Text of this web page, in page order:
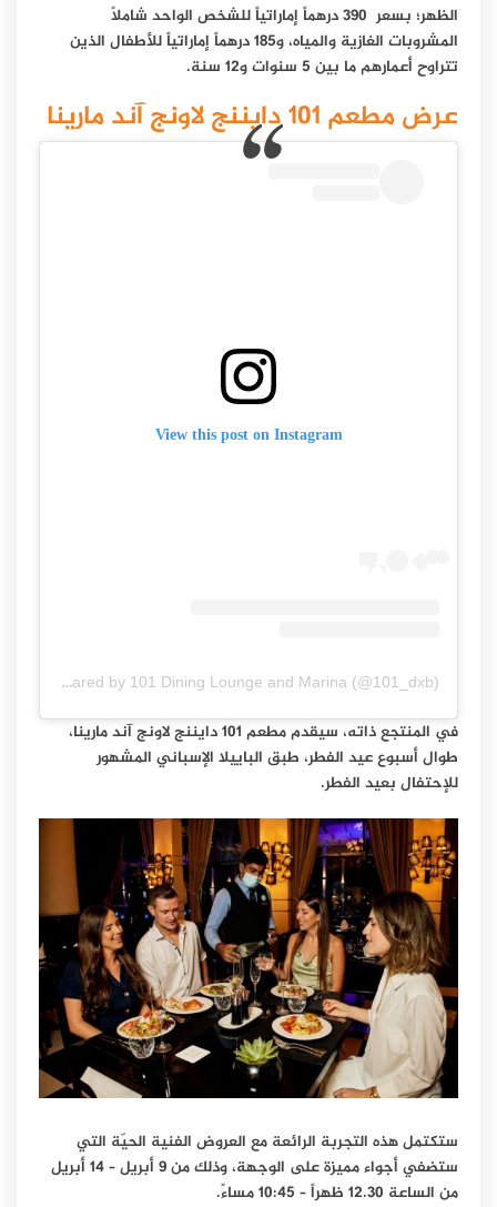
الظهر؛ بسعر 390 درهماً إماراتياً للشخص الواحد شاملاً
المشروبات الغازية والمياه، و185 درهماً إماراتياً للأطفال الذين
تتراوح أعمارهم ما بين 5 سنوات و12 سنة.
عرض مطعم 101 دايننج لاونج آند مارينا
View this post on Instagram
A post shared by 101 Dining Lounge and Marina (@101_dxb)
في المنتجع ذاته، سيقدم مطعم 101 دايننج لاونج آند مارينا،
طوال أسبوع عيد الفطر، طبق الباييلا الإسباني المشهور
للإحتفال بعيد الفطر.
ستكتمل هذه التجربة الرائعة مع العروض الفنية الحيّة التي
ستضفي أجواء مميزة على الوجهة، وذلك من 9 أبريل – 14 أبريل
من الساعة 12.30 ظهراً – 10:45 مساءً.